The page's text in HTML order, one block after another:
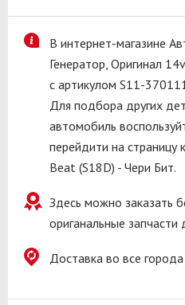
В интернет-магазине
Генератор, Оригинал
с артикулом S11-
Для подбора других
автомобиль
перейдити на страницу
Beat (S18D) - Чери Бит.
Здесь можно заказать
ориганальные запчасти
Доставка во все